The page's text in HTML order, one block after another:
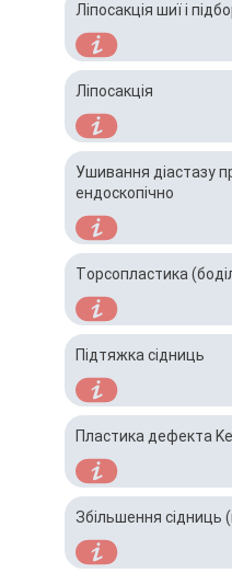
Ліпосакція шиї і
Ліпосакція
Ушивання діастазу
ендоскопічно
Торсопластика
Підтяжка сідниць
Пластика дефекта
Збільшення сідниць